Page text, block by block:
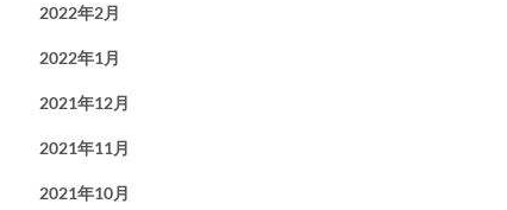
2022年2月
2022年1月
2021年12月
2021年11月
2021年10月